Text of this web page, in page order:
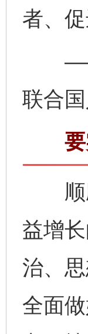
者、
联合
要实
顺应
益增
治、
全面